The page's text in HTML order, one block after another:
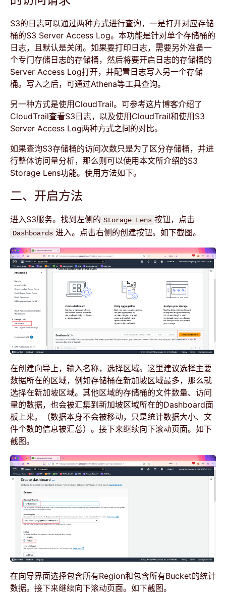
S3的日志可以通过两种方式进行查询，一是打开对应存储
桶的S3 Server Access Log。本功能是针对单个存储桶的
日志，且默认是关闭。如果要打印日志，需要另外准备一
个专门存储日志的存储桶，然后将要开启日志的存储桶的
Server Access Log打开，并配置日志写入另一个存储
桶。写入之后，可通过Athena等工具查询。
另一种方式是使用CloudTrail。可参考这片博客介绍了
CloudTrail查看S3日志，以及使用CloudTrail和使用S3
Server Access Log两种方式之间的对比。
如果查询S3存储桶的访问次数只是为了区分存储桶，并进
行整体访问量分析，那么则可以使用本文所介绍的S3
Storage Lens功能。使用方法如下。
二、开启方法
进入S3服务。找到左侧的 Storage Lens 按钮，点击
Dashboards 进入。点击右侧的创建按钮。如下截图。
在创建向导上，输入名称，选择区域。这里建议选择主要
数据所在的区域，例如存储桶在新加坡区域最多，那么就
选择在新加坡区域。其他区域的存储桶的文件数量、访问
量的数据，也会被汇集到新加坡区域所在的Dashboard面
板上来。（数据本身不会被移动，只是统计数据大小、文
件个数的信息被汇总）。接下来继续向下滚动页面。如下
截图。
在向导界面选择包含所有Region和包含所有Bucket的统计
数据。接下来继续向下滚动页面。如下截图。